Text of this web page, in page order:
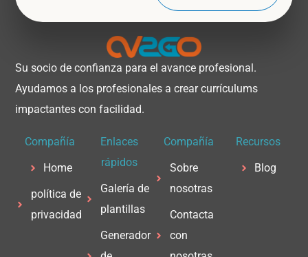
Su socio de confianza para el avance profesional.
Ayudamos a los profesionales a crear currículums
impactantes con facilidad.
Compañía
Home
política de
privacidad
Enlaces
rápidos
Galería de
plantillas
Generador
Compañía
Sobre
nosotras
Contacta
con
Recursos
Blog